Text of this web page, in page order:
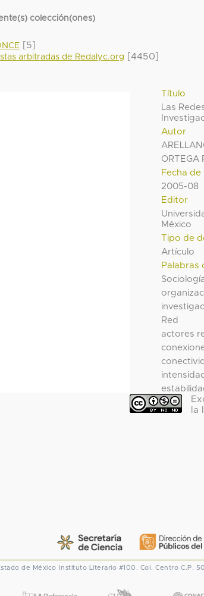
colección(ones)
[5]
arbitradas de Redalyc.org [4450]
Título
Las
Autor
ORTEGA
Fecha de
2005-08
Editor
México
Tipo de
Artículo
Palabras
Red
actores
la
de México Instituto Literario #100. Col. Centro C.P.